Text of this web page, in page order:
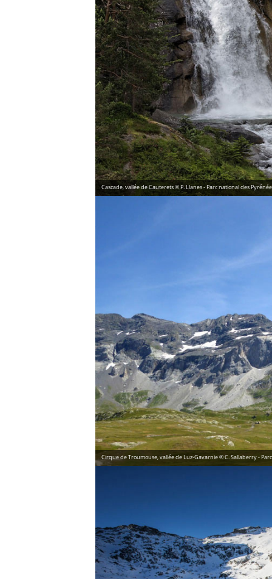
Cascade, vallée de Cauterets © P. Llanes - Parc national des
Cirque de Troumouse, vallée de Luz-Gavarnie © C. Sallaberry -